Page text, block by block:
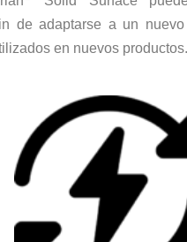
de adaptarse a un
en nuevos productos.